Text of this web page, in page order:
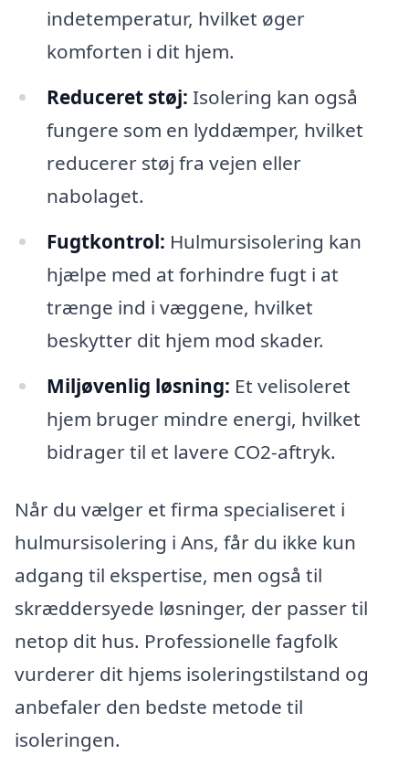
indetemperatur, hvilket øger
komforten i dit hjem.
Reduceret støj: Isolering kan også
fungere som en lyddæmper, hvilket
reducerer støj fra vejen eller
nabolaget.
Fugtkontrol: Hulmursisolering kan
hjælpe med at forhindre fugt i at
trænge ind i væggene, hvilket
beskytter dit hjem mod skader.
Miljøvenlig løsning: Et velisoleret
hjem bruger mindre energi, hvilket
bidrager til et lavere CO2-aftryk.
Når du vælger et firma specialiseret i
hulmursisolering i Ans, får du ikke kun
adgang til ekspertise, men også til
skræddersyede løsninger, der passer til
netop dit hus. Professionelle fagfolk
vurderer dit hjems isoleringstilstand og
anbefaler den bedste metode til
isoleringen.